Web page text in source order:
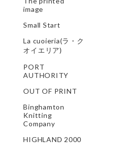
image
Small Start
La cuoieria(ラ・ク
オイエリア)
PORT
AUTHORITY
OUT OF PRINT
Binghamton
Knitting
Company
HIGHLAND 2000